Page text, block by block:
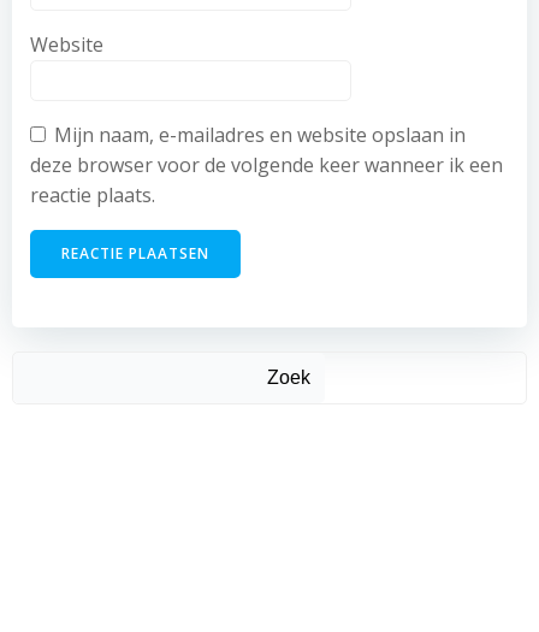
Website
Mijn naam, e-mailadres en website opslaan in
deze browser voor de volgende keer wanneer ik een
reactie plaats.
Zoek